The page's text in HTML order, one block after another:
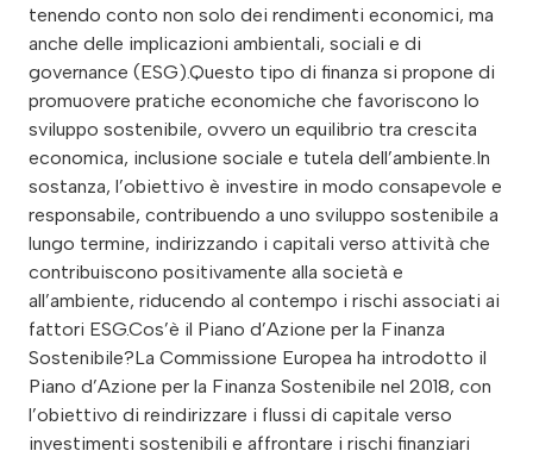
tenendo conto non solo dei rendimenti economici, ma
anche delle implicazioni ambientali, sociali e di
governance (ESG).Questo tipo di finanza si propone di
promuovere pratiche economiche che favoriscono lo
sviluppo sostenibile, ovvero un equilibrio tra crescita
economica, inclusione sociale e tutela dell’ambiente.In
sostanza, l’obiettivo è investire in modo consapevole e
responsabile, contribuendo a uno sviluppo sostenibile a
lungo termine, indirizzando i capitali verso attività che
contribuiscono positivamente alla società e
all’ambiente, riducendo al contempo i rischi associati ai
fattori ESG.Cos’è il Piano d’Azione per la Finanza
Sostenibile?La Commissione Europea ha introdotto il
Piano d’Azione per la Finanza Sostenibile nel 2018, con
l’obiettivo di reindirizzare i flussi di capitale verso
investimenti sostenibili e affrontare i rischi finanziari